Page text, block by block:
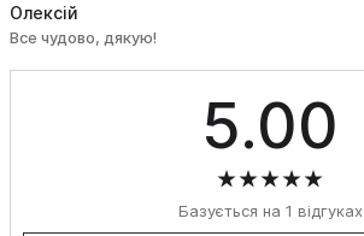
Олексій
Все чудово, дякую!
5.00
Базується на 1 відгуках